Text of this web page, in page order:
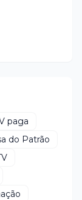
paga
do Patrão